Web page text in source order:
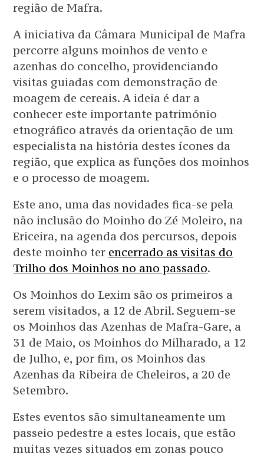
região de Mafra.
A iniciativa da Câmara Municipal de Mafra
percorre alguns moinhos de vento e
azenhas do concelho, providenciando
visitas guiadas com demonstração de
moagem de cereais. A ideia é dar a
conhecer este importante património
etnográfico através da orientação de um
especialista na história destes ícones da
região, que explica as funções dos moinhos
e o processo de moagem.
Este ano, uma das novidades fica-se pela
não inclusão do Moinho do Zé Moleiro, na
Ericeira, na agenda dos percursos, depois
deste moinho ter encerrado as visitas do
Trilho dos Moinhos no ano passado.
Os Moinhos do Lexim são os primeiros a
serem visitados, a 12 de Abril. Seguem-se
os Moinhos das Azenhas de Mafra-Gare, a
31 de Maio, os Moinhos do Milharado, a 12
de Julho, e, por fim, os Moinhos das
Azenhas da Ribeira de Cheleiros, a 20 de
Setembro.
Estes eventos são simultaneamente um
passeio pedestre a estes locais, que estão
muitas vezes situados em zonas pouco